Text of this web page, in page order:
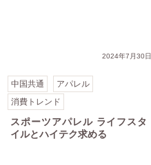
2024年7月30日
中国共通
アパレル
消費トレンド
スポーツアパレル ライフスタ
イルとハイテク求める